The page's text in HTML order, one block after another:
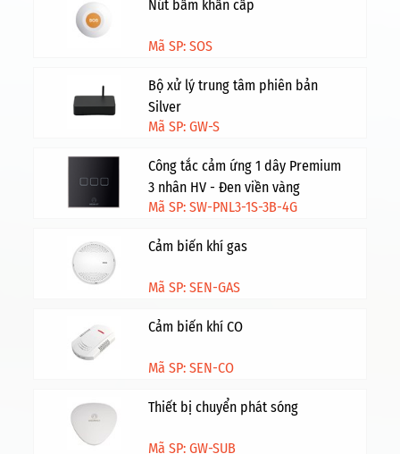
Nút bấm khẩn cấp
Mã SP: SOS
Bộ xử lý trung tâm phiên bản
Silver
Mã SP: GW-S
Công tắc cảm ứng 1 dây Premium
3 nhân HV - Đen viền vàng
Mã SP: SW-PNL3-1S-3B-4G
Cảm biến khí gas
Mã SP: SEN-GAS
Cảm biến khí CO
Mã SP: SEN-CO
Thiết bị chuyển phát sóng
Mã SP: GW-SUB